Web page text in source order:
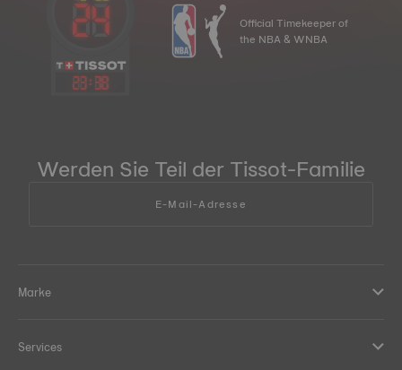
23: 38
Official Timekeeper of
the NBA & WNBA
Werden Sie Teil der Tissot-Familie
E-Mail-Adresse
Marke
Services